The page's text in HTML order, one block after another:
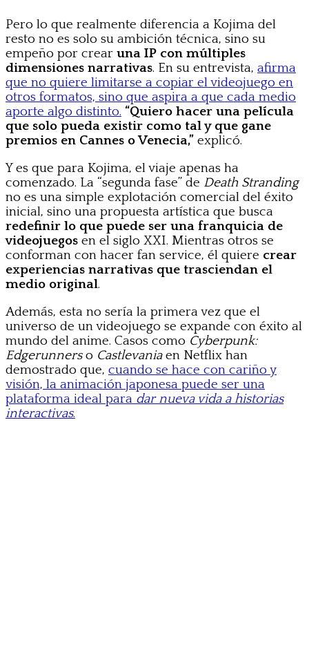
Pero lo que realmente diferencia a Kojima del
resto no es solo su ambición técnica, sino su
empeño por crear una IP con múltiples
dimensiones narrativas. En su entrevista, afirma
que no quiere limitarse a copiar el videojuego en
otros formatos, sino que aspira a que cada medio
aporte algo distinto. “Quiero hacer una película
que solo pueda existir como tal y que gane
premios en Cannes o Venecia,” explicó.
Y es que para Kojima, el viaje apenas ha
comenzado. La “segunda fase” de Death Stranding
no es una simple explotación comercial del éxito
inicial, sino una propuesta artística que busca
redefinir lo que puede ser una franquicia de
videojuegos en el siglo XXI. Mientras otros se
conforman con hacer fan service, él quiere crear
experiencias narrativas que trasciendan el
medio original.
Además, esta no sería la primera vez que el
universo de un videojuego se expande con éxito al
mundo del anime. Casos como Cyberpunk:
Edgerunnerso Castlevaniaen Netflix han
demostrado que, cuando se hace con cariño y
visión, la animación japonesa puede ser una
plataforma ideal para dar nueva vida a historias
interactivas.